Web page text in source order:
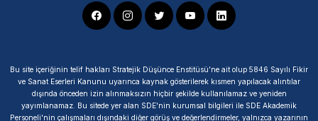
Bu site içeriğinin telif hakları Stratejik Düşünce Enstitüsü’ne ait olup 5846 Sayılı Fikir
ve Sanat Eserleri Kanunu uyarınca kaynak gösterilerek kısmen yapılacak alıntılar
dışında önceden izin alınmaksızın hiçbir şekilde kullanılamaz ve yeniden
yayımlanamaz. Bu sitede yer alan SDE'nin kurumsal bilgileri ile SDE Akademik
Personeli'nin çalışmaları dışındaki diğer görüş ve değerlendirmeler, yalnızca yazarının